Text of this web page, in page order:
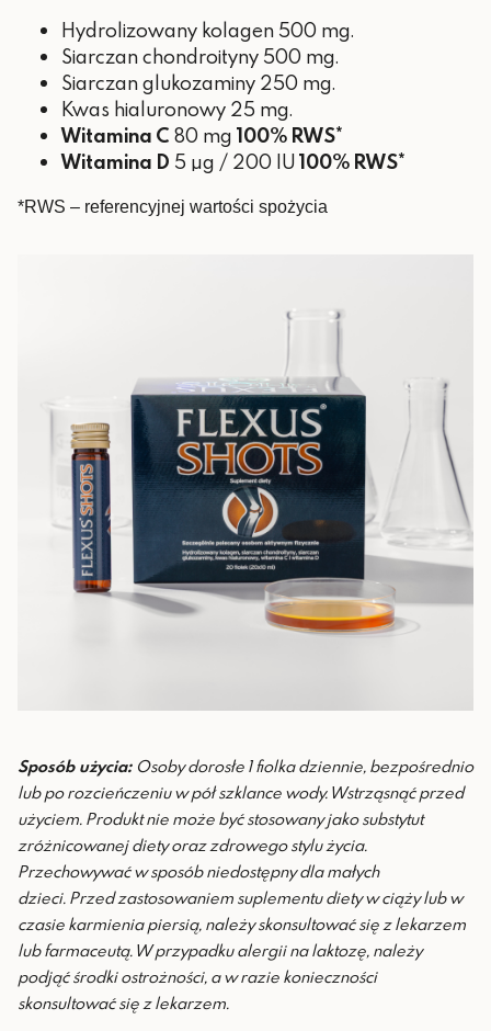
Hydrolizowany kolagen 500 mg.
Siarczan chondroityny 500 mg.
Siarczan glukozaminy 250 mg.
Kwas hialuronowy 25 mg.
Witamina C 80 mg 100% RWS*
Witamina D 5 µg / 200 IU100% RWS*
*RWS – referencyjnej wartości spożycia
Sposób użycia: Osoby dorosłe 1 fiolka dziennie, bezpośrednio
lub po rozcieńczeniu w pół szklance wody. Wstrząsnąć przed
użyciem. Produkt nie może być stosowany jako substytut
zróżnicowanej diety oraz zdrowego stylu życia.
Przechowywać w sposób niedostępny dla małych
dzieci. Przed zastosowaniem suplementu diety w ciąży lub w
czasie karmienia piersią, należy skonsultować się z lekarzem
lub farmaceutą. W przypadku alergii na laktozę, należy
podjąć środki ostrożności, a w razie konieczności
skonsultować się z lekarzem.